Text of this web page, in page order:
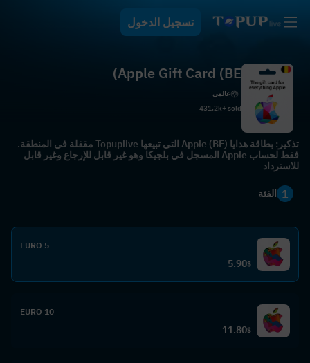
تسجيل الدخول
Apple Gift Card (BE)
عالمي
431.2k+ sold
تذكير: بطاقة هدايا Apple (BE) التي تبيعها Topuplive مقفلة في المنطقة.
فقط لحساب Apple المسجل في بلجيكا وهو غير قابل للإرجاع وغير قابل
للاسترداد
1 الفئة
5 EURO
$
5.90
10 EURO
$
11.80